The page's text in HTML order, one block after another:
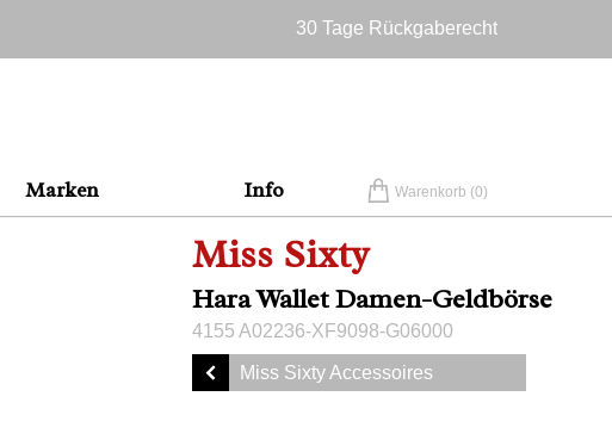
30 Tage Rückgaberecht
Marken Info Warenkorb (0)
Miss Sixty
Hara Wallet Damen-Geldbörse
4155 A02236-XF9098-G06000
Miss Sixty Accessoires